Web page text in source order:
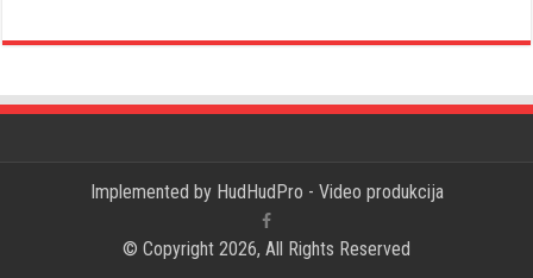
Implemented by HudHudPro - Video produkcija
© Copyright 2026, All Rights Reserved